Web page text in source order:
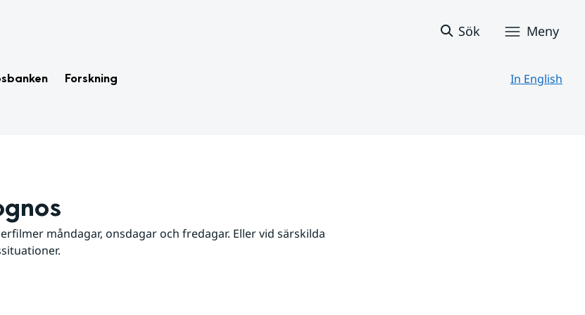
Sök Meny
Forskning In English
måndagar, onsdagar och fredagar. Eller vid särskilda